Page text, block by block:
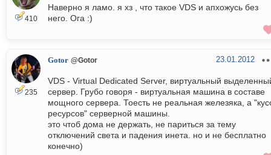
410
Наверно я ламо. я хз , что такое VDS и апхожусь без
него. Ога :)
235
Gotor @Gotor 23.01.2012
VDS - Virtual Dedicated Server, виртуальный
сервер. Грубо говоря - виртуальная машина в составе
мощного сервера. Тоесть не реальная железяка, а
ресурсов" серверной машины.
это чтоб дома не держать, не париться за тему
отключений света и падения инета. но и не бесплатно
конечно)